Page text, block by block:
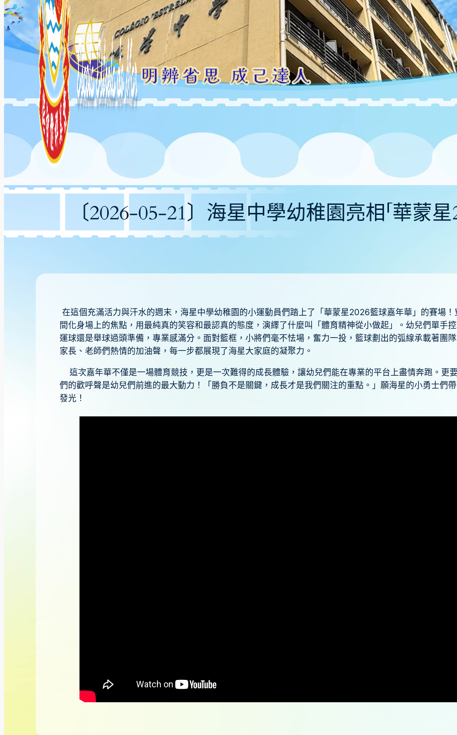
〔2026-05-21〕海星中學幼稚園亮相「華蒙星
在這個充滿活力與汗水的週末，海星中學幼稚園的小運動員們踏上了「華蒙星2026籃球嘉年華」的賽場
間化身場上的焦點，用最純真的笑容和最認真的態度，演繹了什麼叫「體育精神從小做起」。幼兒們單手
運球還是舉球過頭準備，專業感滿分。面對籃框，小將們毫不怯場，奮力一投，籃球劃出的弧線承載著團
家長、老師們熱情的加油聲，每一步都展現了海星大家庭的凝聚力。
這次嘉年華不僅是一場體育競技，更是一次難得的成長體驗，讓幼兒們能在專業的平台上盡情奔跑。更
們的歡呼聲是幼兒們前進的最大動力！「勝負不是關鍵，成長才是我們關注的重點。」願海星的小勇士們
發光！